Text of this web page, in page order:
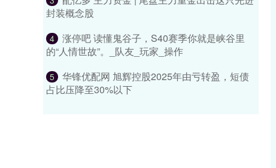
封装概念股
4
涨停吧 读懂鬼谷子，S40赛季你就是峡谷里
的“人情世故”。_队友_玩家_操作
5
华锋优配网 旭辉控股2025年由亏转盈，短债
占比压降至30%以下